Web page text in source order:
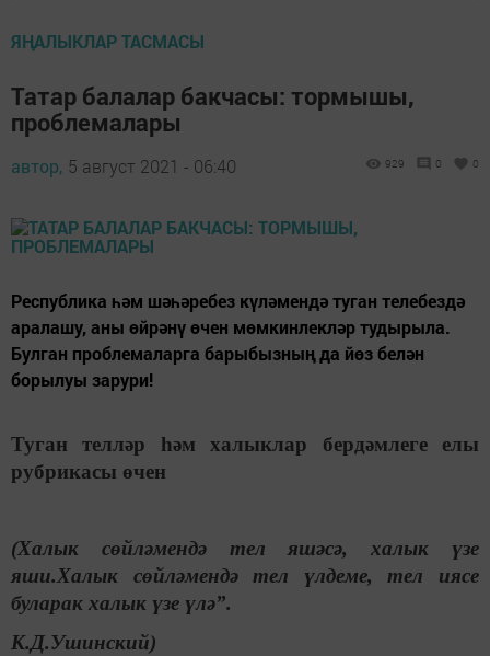
ЯҢАЛЫКЛАР ТАСМАСЫ
Татар балалар бакчасы: тормышы,
проблемалары
автор, 5 август 2021 - 06:40 929 0 0
Республика һәм шәһәребез күләмендә туган телебездә
аралашу, аны өйрәнү өчен мөмкинлекләр тудырыла.
Булган проблемаларга барыбызның да йөз белән
борылуы зарури!
Туган телләр һәм халыклар бердәмлеге елы
рубрикасы өчен
(Халык сөйләмендә тел яшәсә, халык үзе
яши.Халык сөйләмендә тел үлдеме, тел иясе
буларак халык үзе үлә”.
К.Д.Ушинский)